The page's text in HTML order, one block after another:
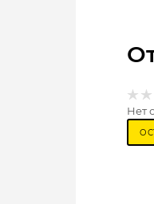
Нет